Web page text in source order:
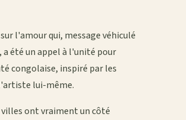
l'amour qui, message véhiculé
a été un appel à l'unité pour
congolaise, inspiré par les
lui-même.
ont vraiment un côté